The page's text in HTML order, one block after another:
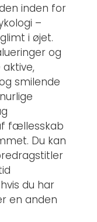
inden for
–
i øjet.
og
smilende
fællesskab
Du kan
du har
en anden